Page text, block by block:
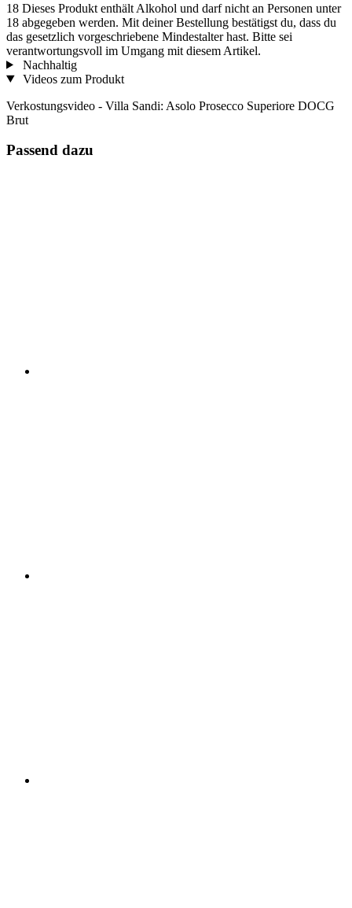
18 Dieses Produkt enthält Alkohol und darf nicht an Personen unter
18 abgegeben werden. Mit deiner Bestellung bestätigst du, dass du
das gesetzlich vorgeschriebene Mindestalter hast. Bitte sei
verantwortungsvoll im Umgang mit diesem Artikel.
Nachhaltig
Videos zum Produkt
Verkostungsvideo - Villa Sandi: Asolo Prosecco Superiore DOCG
Brut
Passend dazu